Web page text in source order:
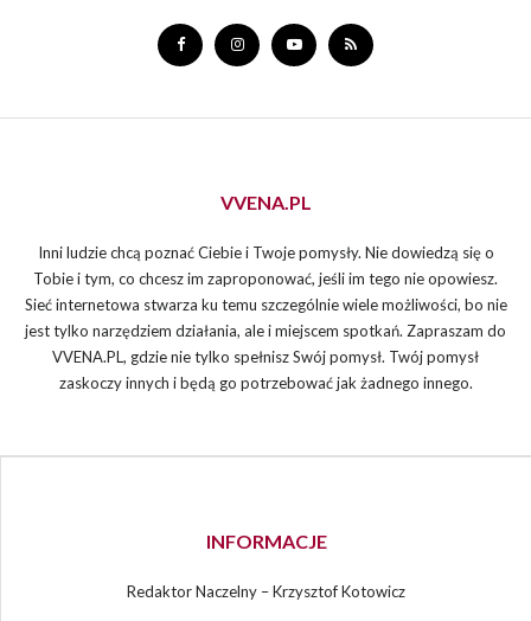
VVENA.PL
Inni ludzie chcą poznać Ciebie i Twoje pomysły. Nie dowiedzą się o
Tobie i tym, co chcesz im zaproponować, jeśli im tego nie opowiesz.
Sieć internetowa stwarza ku temu szczególnie wiele możliwości, bo nie
jest tylko narzędziem działania, ale i miejscem spotkań. Zapraszam do
VVENA.PL, gdzie nie tylko spełnisz Swój pomysł. Twój pomysł
zaskoczy innych i będą go potrzebować jak żadnego innego.
INFORMACJE
Redaktor Naczelny – Krzysztof Kotowicz